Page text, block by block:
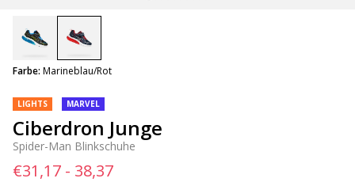
LIGHTS MARVEL
Ciberdron Junge
Spider-Man Blinkschuhe
€31,17 - 38,37
Farbe: Marineblau/Rot
selected